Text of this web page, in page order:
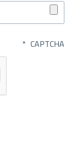
CAPTCHA